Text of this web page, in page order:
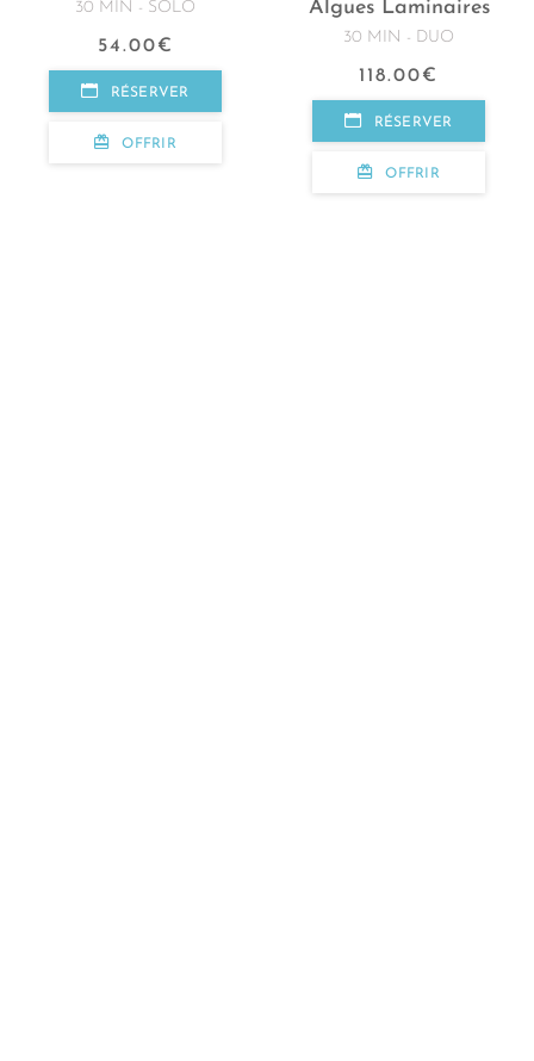
30 MIN - SOLO
54.00€
RÉSERVER
OFFRIR
Algues Laminaires
30 MIN - DUO
118.00€
RÉSERVER
OFFRIR